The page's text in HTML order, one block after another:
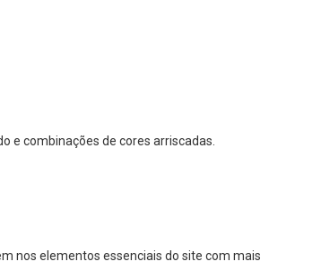
e combinações de cores arriscadas.
nos elementos essenciais do site com mais